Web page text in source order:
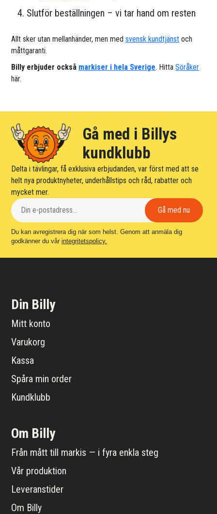
Slutför beställningen – vi tar hand om resten
Allt sker utan mellanhänder, men medsvensk kundtjänst och
måttgaranti.
Billy erbjuder också markiser i hela Sverige. HittaSöråker
här.
Gå med i Billys
kundklubb
Delta i tävlingar, få exklusiva erbjudanden, var först med att se
helt nya produktnyheter, underhållstips och råd, rabatter och
mycket mer.
Du kan avregistrera dig när som helst. Genom att anmäla dig
godkänner du vårintegritetspolicy.
Din Billy
Mitt konto
Varukorg
Kassa
Spåra min order
Kundklubb
Om Billy
Från mått till markis — i fyra enkla steg
Vår produktion
Leveranstider
Om Billy